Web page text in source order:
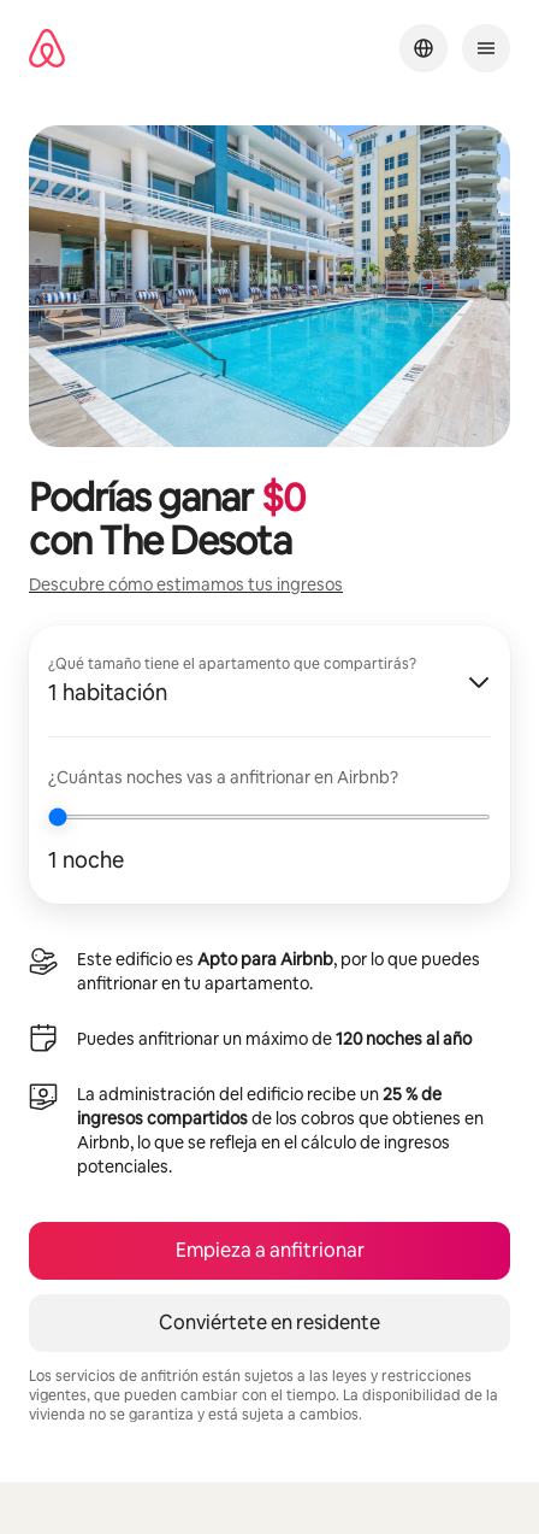
contenido
Podrías ganar$0
conThe Desota
Descubre cómo estimamos tus ingresos
¿Qué tamaño tiene el apartamento que compartirás?
1 habitación
¿Cuántas noches vas a anfitrionar en Airbnb?
1 noche
Este edificio es Apto para Airbnb, por lo que puedes
anfitrionar en tu apartamento.
Puedes anfitrionar un máximo de120 noches al año
La administración del edificio recibe un25 % de
ingresos compartidosde los cobros que obtienes en
Airbnb, lo que se refleja en el cálculo de ingresos
potenciales.
Empieza a anfitrionar
Conviértete en residente
Los servicios de anfitrión están sujetos a las leyes y restricciones
vigentes, que pueden cambiar con el tiempo. La disponibilidad de la
vivienda no se garantiza y está sujeta a cambios.